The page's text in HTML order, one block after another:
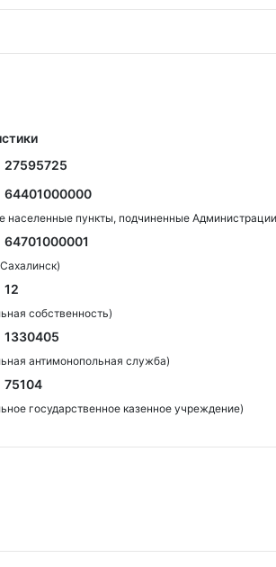
27595725
64401000000
населенные пункты, подчиненные
64701000001
12
собственность)
1330405
антимонопольная служба)
75104
государственное казенное учреждение)